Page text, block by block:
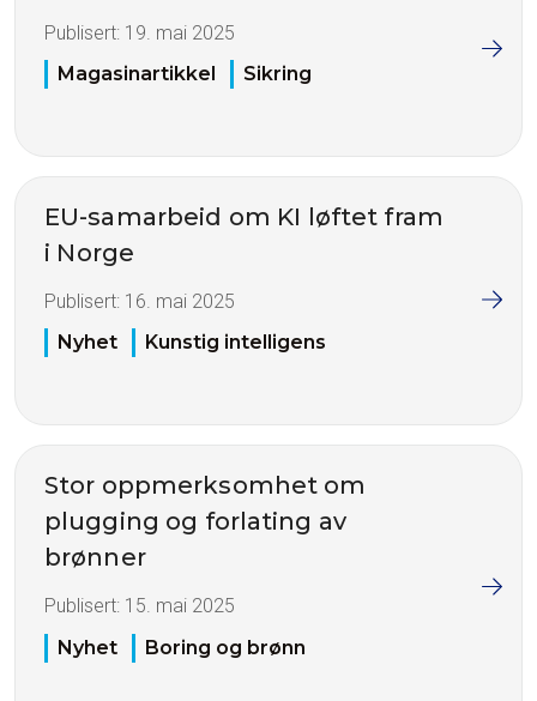
Publisert: 19. mai 2025
Magasinartikkel
Sikring
EU-samarbeid om KI løftet fram
i Norge
Publisert: 16. mai 2025
Nyhet
Kunstig intelligens
Stor oppmerksomhet om
plugging og forlating av
brønner
Publisert: 15. mai 2025
Nyhet
Boring og brønn